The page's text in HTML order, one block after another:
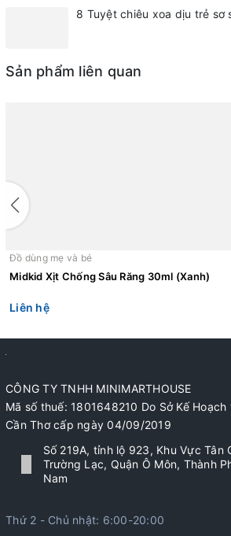
8 Tuyệt chiêu xoa dịu trẻ sơ
Sản phẩm liên quan
Đồ dùng mẹ và bé
Midkid Xịt Chống Sâu Răng 30ml (Xanh)
Liên hệ
CÔNG TY TNHH MINIMARTHOUSE
Mã số thuế: 1801648210 Do Sở Kế
Cần Thơ cấp ngày 04/09/2019
Số 219A, tỉnh lộ 923, Khu Vực Tân
Trường Lạc, Quận Ô Môn, Thành
Nam
Thứ 2 - Chủ nhật: 6:00-20:00